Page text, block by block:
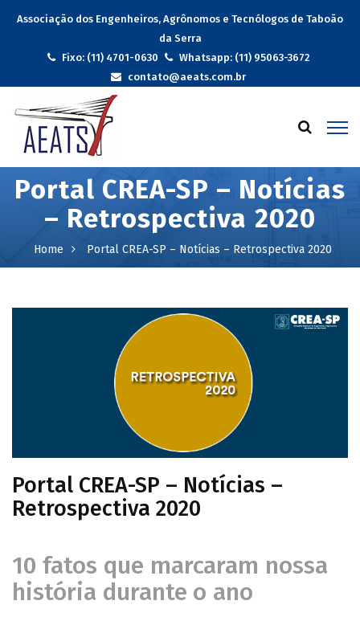
Associação dos Engenheiros, Agrônomos e Tecnólogos de Taboão
da Serra
Fixo: (11) 4701-0630
Whatsapp: (11) 95063-3672
contato@aeats.com.br
Portal CREA-SP – Notícias
– Retrospectiva 2020
Home Portal CREA-SP – Notícias – Retrospectiva 2020
Portal CREA-SP – Notícias –
Retrospectiva 2020
10 fatos que marcaram nossa
história durante o ano